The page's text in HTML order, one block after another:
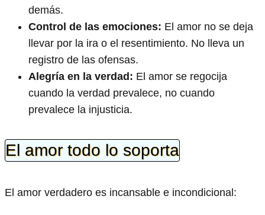
demás.
Control de las emociones: El amor no se deja
llevar por la ira o el resentimiento. No lleva un
registro de las ofensas.
Alegría en la verdad: El amor se regocija
cuando la verdad prevalece, no cuando
prevalece la injusticia.
El amor todo lo soporta
El amor verdadero es incansable e incondicional: